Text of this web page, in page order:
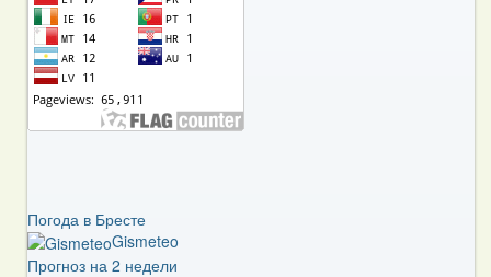
Погода в Бресте
Gismeteo
Прогноз на 2 недели